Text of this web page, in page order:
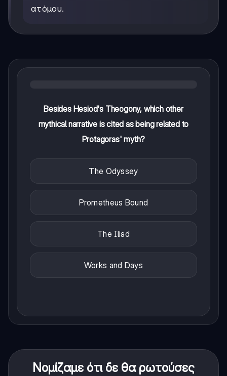
ατόμου.
Besides Hesiod's Theogony, which other
mythical narrative is cited as being related to
Protagoras' myth?
The Odyssey
Prometheus Bound
The Iliad
Works and Days
Νομίζαμε ότι δε θα ρωτούσες